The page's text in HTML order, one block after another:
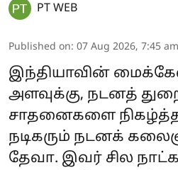
PT WEB
Published on: 07 Aug 2026, 7:45 am
இந்தியாவின்
அளவுக்கு, நடனத்
சாதனைகளை
நடிகரும் நடனக்
தேவா. இவர் சில